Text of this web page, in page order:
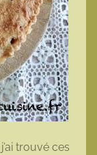
trouvé ces